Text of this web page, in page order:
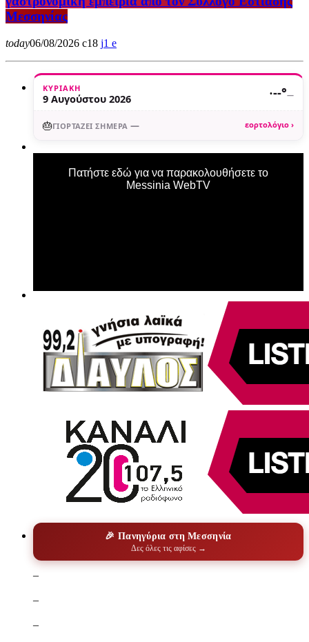
Μεσσηνίας
today06/08/2026 18 1
ΚΥΡΙΑΚΉ
9 Αυγούστου 2026 ·--°—
🎂ΓΙΟΡΤΆΖΕΙ ΣΉΜΕΡΑ — εορτολόγιο ›
Πατήστε εδώ για να παρακολουθήσετε το
Messinia WebTV
🎉 Πανηγύρια στη Μεσσηνία
Δες όλες τις αφίσες →
–
–
–